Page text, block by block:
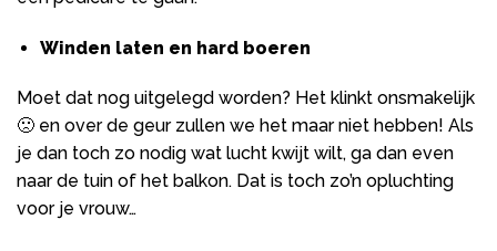
Winden laten en hard boeren
Moet dat nog uitgelegd worden? Het klinkt onsmakelijk
🙁 en over de geur zullen we het maar niet hebben! Als
je dan toch zo nodig wat lucht kwijt wilt, ga dan even
naar de tuin of het balkon. Dat is toch zo’n opluchting
voor je vrouw…